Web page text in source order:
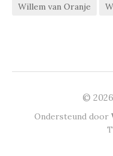
Willem van Oranje
© 2026
Ondersteund door